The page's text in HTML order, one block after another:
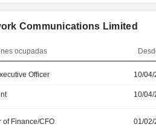
Communications Limited
ocupadas
Officer 10/
10/
of Finance/CFO 01/02/